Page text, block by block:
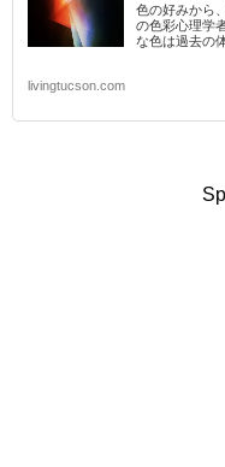
色の好みから
の色彩心理学
な色は過去の
livingtucson.com